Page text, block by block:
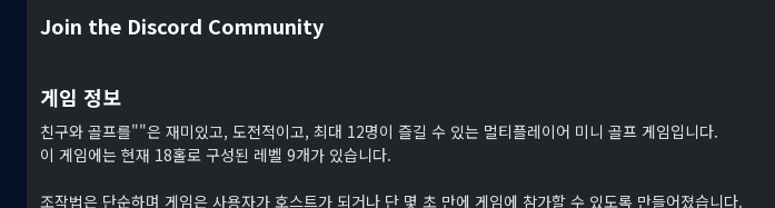
Join the Discord Community
게임 정보
친구와 골프를""은 재미있고, 도전적이고, 최대 12명이 즐길 수 있는 멀티플레이어 미니 골프 게임입니다.
이 게임에는 현재 18홀로 구성된 레벨 9개가 있습니다.
조작법은 단순하며 게임은 사용자가 호스트가 되거나 단 몇 초 만에 게임에 참가할 수 있도록 만들어졌습니다.